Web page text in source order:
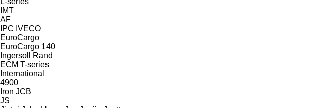
IMT
AF
IPC IVECO
EuroCargo
EuroCargo 140
Ingersoll Rand
ECM T-series
International
4900
Iron JCB
JS